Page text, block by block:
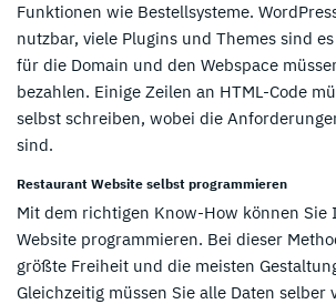
Funktionen wie Bestellsysteme.
nutzbar, viele Plugins und Themes sind
für die Domain und den Webspace
bezahlen. Einige Zeilen an HTML-Code
selbst schreiben, wobei die
sind.
Restaurant Website selbst programmieren
Mit dem richtigen Know-How können Sie
Website programmieren. Bei dieser
größte Freiheit und die meisten
Gleichzeitig müssen Sie alle Daten selber